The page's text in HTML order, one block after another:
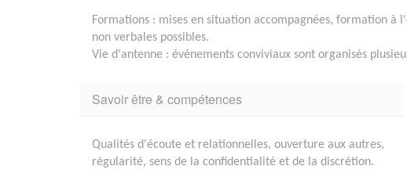
Formations : mises en situation accompagnées, formation
non verbales possibles.
Vie d'antenne : événements conviviaux sont organisés
Savoir être & compétences
Qualités d'écoute et relationnelles, ouverture aux autres,
régularité, sens de la confidentialité et de la discrétion.